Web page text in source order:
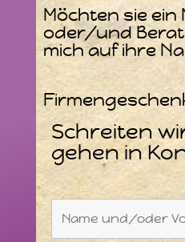
Möchten sie ein
oder/und
mich auf ihre
Schreiten
gehen in